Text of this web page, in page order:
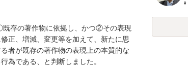
存の著作物に依拠し、かつ②その表現
正、増減、変更等を加えて、新たに思
者が既存の著作物の表現上の本質的な
為である、と判断しました。